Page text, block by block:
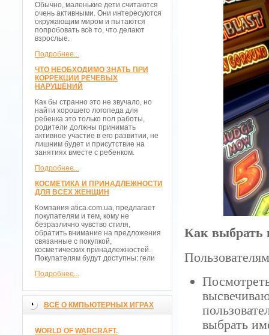
Обычно, маленькие дети считаются
очень активными. Они интересуются
окружающим миром и пытаются
попробовать всё то, что делают
взрослые.
Подробнее...
ЧТО НЕОБХОДИМО ЗНАТЬ ПРИ
КОРРЕКЦИИ РЕЧЕВЫХ
НАРУШЕНИЙ
Как бы странно это не звучало, но
найти хорошего логопеда для
ребенка это только пол работы,
родители должны принимать
активное участие в его развитии, не
лишним будет и присутствие на
занятиях вместе с ребенком.
Подробнее...
КОСМЕТИКА И ПРИНАДЛЕЖНОСТИ
ДЛЯ ВСЕХ ЖЕНЩИН
Компания atica.com.ua, предлагает
покупателям и тем, кому не
безразлично чувство стиля,
обратить внимание на предложения
связанные с покупкой,
косметических принадлежностей.
Покупателям будут доступны: гели
Подробнее...
ВСЁ О КМПЬЮТЕРНЫХ ИГРАХ
WORLD OF WARCRAFT.
Как выбрать
выбрать